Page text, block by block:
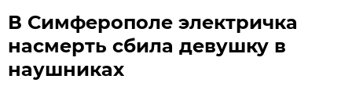
В Симферополе электричка
насмерть сбила девушку в
наушниках